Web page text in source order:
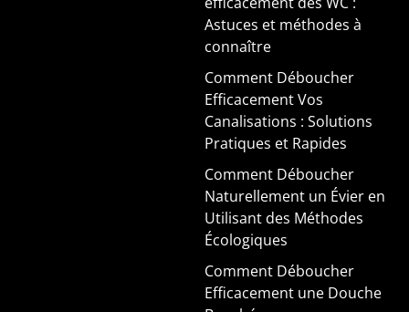
Astuces et méthodes à
connaître
Comment Déboucher
Efficacement Vos
Canalisations : Solutions
Pratiques et Rapides
Comment Déboucher
Naturellement un Évier en
Utilisant des Méthodes
Écologiques
Comment Déboucher
Efficacement une Douche